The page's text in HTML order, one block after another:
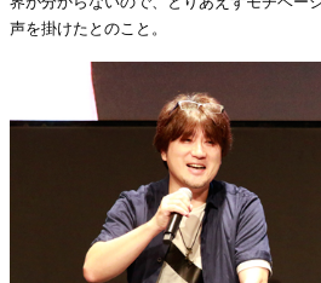
声を掛けたとのこと。